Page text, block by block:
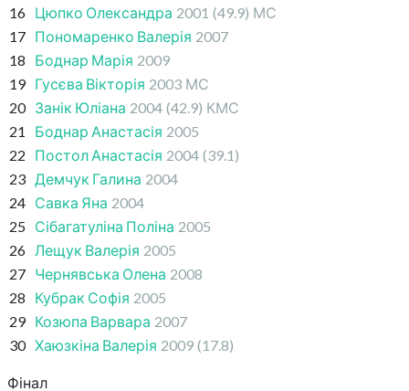
16 Цюпко Олександра 2001 (49.9) МС
17 Пономаренко Валерія 2007
18
Боднар Марія 2009
19 Гусєва Вікторія 2003 МС
20 Занік Юліана 2004 (42.9) КМС
21
Боднар Анастасія 2005
22
Постол Анастасія 2004 (39.1)
23 Демчук Галина 2004
24 Савка Яна 2004
25 Сібагатуліна Поліна 2005
26 Лещук Валерія 2005
27 Чернявська Олена 2008
28
Кубрак Софія 2005
29 Козюпа Варвара 2007
30 Хаюзкіна Валерія 2009 (17.8)
Фінал